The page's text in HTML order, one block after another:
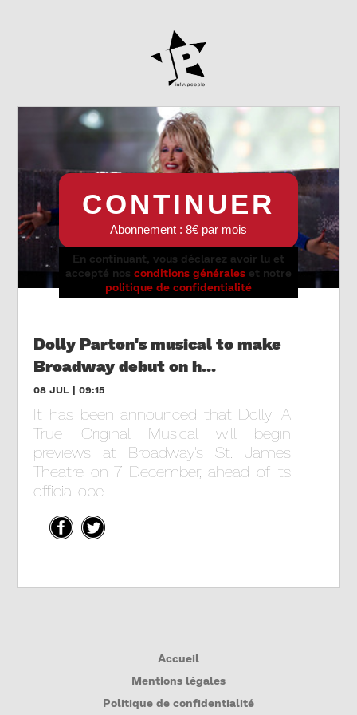
CONTINUER
Abonnement : 8€ par mois
En continuant, vous déclarez avoir lu et
accepté nos conditions généraleset notre
politique de confidentialité
Dolly Parton's musical to make
Broadway debut on h...
08 JUL | 09:15
It has been announced that Dolly: A
True Original Musical will begin
previews at Broadway's St. James
Theatre on 7 December, ahead of its
official ope...
Accueil
Mentions légales
Politique de confidentialité